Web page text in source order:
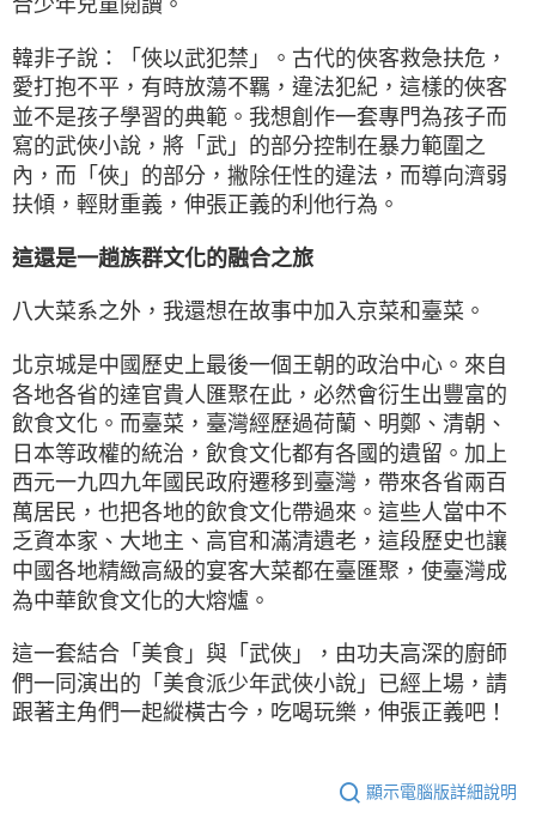
韓非子說：「俠以武犯禁」。古代的俠客救急扶危，
愛打抱不平，有時放蕩不羈，違法犯紀，這樣的俠客
並不是孩子學習的典範。我想創作一套專門為孩子而
寫的武俠小說，將「武」的部分控制在暴力範圍之
內，而「俠」的部分，撇除任性的違法，而導向濟弱
扶傾，輕財重義，伸張正義的利他行為。
這還是一趟族群文化的融合之旅
八大菜系之外，我還想在故事中加入京菜和臺菜。
北京城是中國歷史上最後一個王朝的政治中心。來自
各地各省的達官貴人匯聚在此，必然會衍生出豐富的
飲食文化。而臺菜，臺灣經歷過荷蘭、明鄭、清朝、
日本等政權的統治，飲食文化都有各國的遺留。加上
西元一九四九年國民政府遷移到臺灣，帶來各省兩百
萬居民，也把各地的飲食文化帶過來。這些人當中不
乏資本家、大地主、高官和滿清遺老，這段歷史也讓
中國各地精緻高級的宴客大菜都在臺匯聚，使臺灣成
為中華飲食文化的大熔爐。
這一套結合「美食」與「武俠」，由功夫高深的廚師
們一同演出的「美食派少年武俠小說」已經上場，請
跟著主角們一起縱橫古今，吃喝玩樂，伸張正義吧！
顯示電腦版詳細說明